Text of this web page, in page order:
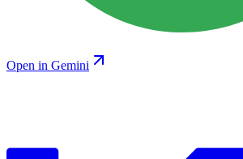
Open in Gemini